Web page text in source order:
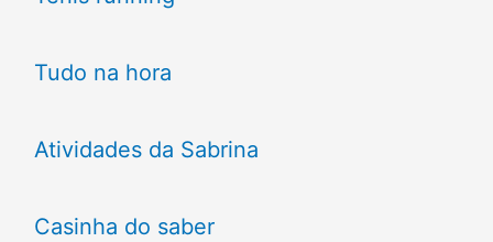
Tudo na hora
Atividades da Sabrina
Casinha do saber